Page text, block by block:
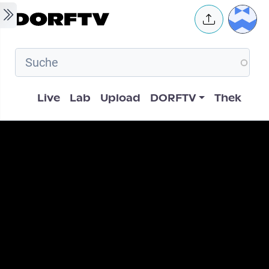
Skip to main content User
Hauptnavigation
Live Lab Upload DORFTV Thek